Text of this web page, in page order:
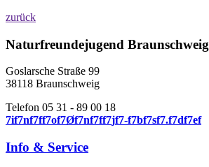
zurück
Naturfreundejugend Braunschweig
Goslarsche Straße 99
38118 Braunschweig
Telefon 05 31 - 89 00 18
7if7nf7ff7of7Øf7nf7ff7jf7-f7bf7sf7.f7df7ef
Info & Service